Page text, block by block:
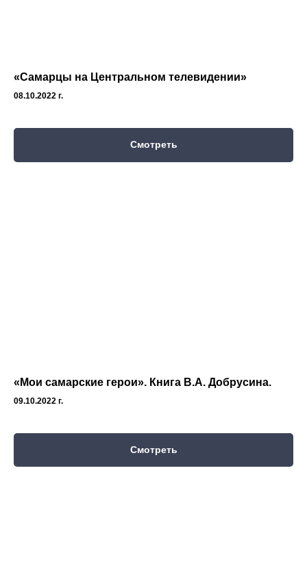
«Самарцы на Центральном телевидении»
08.10.2022 г.
Смотреть
«Мои самарские герои». Книга В.А. Добрусина.
09.10.2022 г.
Смотреть